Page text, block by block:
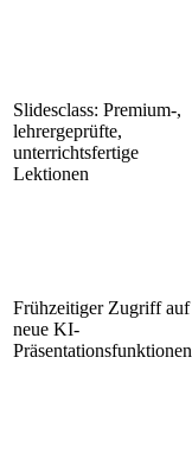
Slidesclass: Premium-,
lehrergeprüfte,
unterrichtsfertige
Lektionen
Frühzeitiger Zugriff auf
neue KI-
Präsentationsfunktionen